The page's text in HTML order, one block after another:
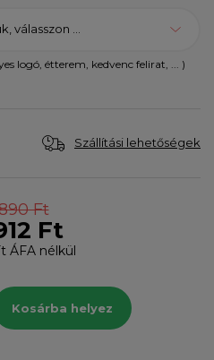
válasszon ...
logó, étterem, kedvenc felirat, ... )
Szállítási lehetőségek
Ft
Ft
ÁFA nélkül
Kosárba helyez